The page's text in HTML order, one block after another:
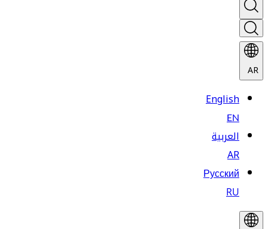
AR
English
EN
العربية
AR
Русский
RU